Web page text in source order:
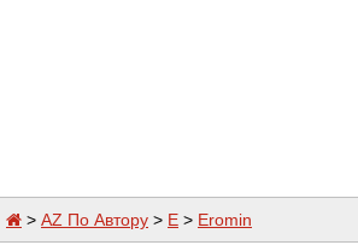
> AZ По Автору > E > Eromin